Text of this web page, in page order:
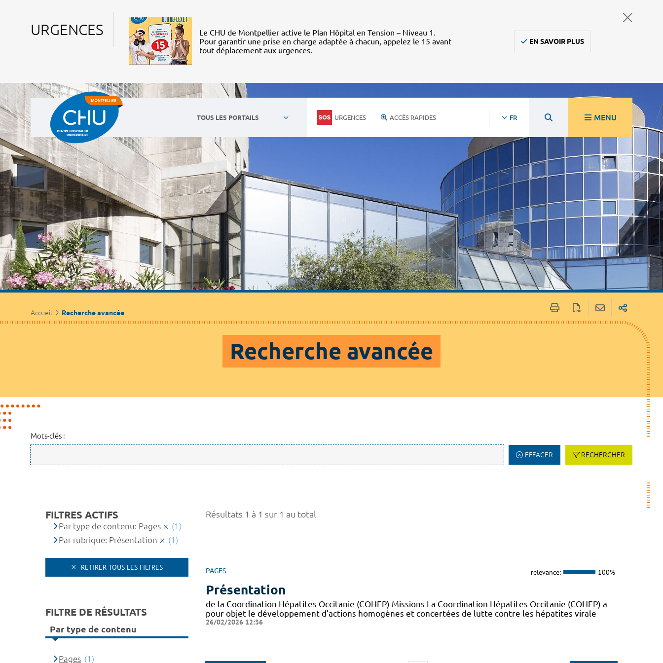
URGENCES
Le CHU de Montpellier active le Plan Hôpital en Tension – Niveau 1.
Pour garantir une prise en charge adaptée à chacun, appelez le 15 avant
tout déplacement aux urgences.
EN SAVOIR PLUS
TOUS LES PORTAILS URGENCES ACCÈS RAPIDES FR MENU
Accueil Recherche avancée
Recherche avancée
Mots-clés :
EFFACER RECHERCHER
Résultats 1 à 1 sur 1 au total
PAGES relevance: 100%
Présentation
de la Coordination Hépatites Occitanie (COHEP) Missions La Coordination Hépatites Occitanie (COHEP) a
pour objet le développement d’actions homogènes et concertées de lutte contre les hépatites virale
26/02/2026 12:36
FILTRES ACTIFS
Par type de contenu: Pages
(1)
Par rubrique: Présentation
(1)
RETIRER TOUS LES FILTRES
FILTRE DE RÉSULTATS
Par type de contenu
Pages (1)